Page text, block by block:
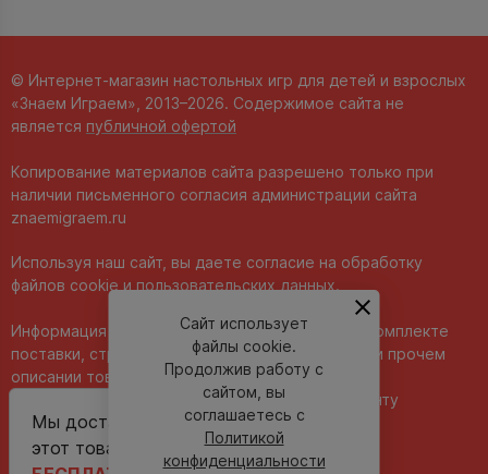
Мы доставим
этот товар
© Интернет-магазин настольных игр для детей и взрослых
«Знаем Играем», 2013–2026. Содержимое сайта не
является публичной офертой
Копирование материалов сайта разрешено только при
наличии письменного согласия администрации сайта
znaemigraem.ru
Используя наш сайт, вы даете согласие на обработку
файлов cookie и пользовательских данных.
Информация о технических характеристиках, комплекте
поставки, стране изготовления, внешнем виде и прочем
описании товара носит справочный характер и
основывается на последних доступных к моменту
публикации сведениях.
Сайт использует
файлы cookie.
Продолжив работу с
сайтом, вы
соглашаетесь с
Политикой
конфиденциальности